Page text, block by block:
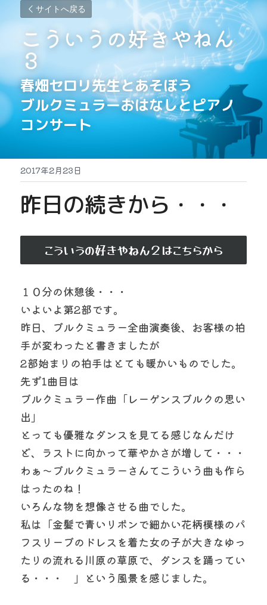
サイトへ戻る
こういうの好きやねん
３
春畑セロリ先生とあそぼう
ブルクミュラーおはなしとピアノ
コンサート
2017年2月23日
昨日の続きから・・・
こういうの好きやねん２はこちらから
１０分の休憩後・・・
いよいよ第2部です。
昨日、ブルクミュラー全曲演奏後、お客様の拍
手が変わったと書きましたが
2部始まりの拍手はとても暖かいものでした。
先ず1曲目は
ブルクミュラー作曲「レーゲンスブルクの思い
出」
とっても優雅なダンスを見てる感じなんだけ
ど、ラストに向かって華やかさが増して・・・
わぁ～ブルクミュラーさんてこういう曲も作ら
はったのね！
いろんな物を想像させる曲でした。
私は「金髪で青いリボンで細かい花柄模様のパ
フスリーブのドレスを着た女の子が大きなゆっ
たりの流れる川原の草原で、ダンスを踊ってい
る・・・　」という風景を感じました。